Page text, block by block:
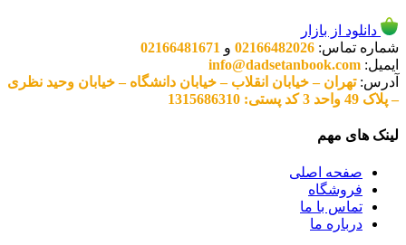
دانلود از بازار
شماره تماس: 02166482026 و 02166481671
ایمیل: info@dadsetanbook.com
آدرس:تهران – خیابان انقلاب – خیابان دانشگاه – خیابان وحید نظری
– پلاک 49 واحد 3 کد پستی: 1315686310
لینک های مهم
صفحه اصلی
فروشگاه
تماس با ما
درباره ما